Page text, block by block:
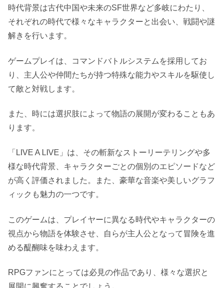
時代背景は古代中国や未来のSF世界など多岐にわたり、
それぞれの時代で様々なキャラクターと出会い、戦闘や謎
解きを行います。
ゲームプレイは、コマンドバトルシステムを採用してお
り、主人公や仲間たちが持つ特殊な能力やスキルを駆使し
て敵と対戦します。
また、時には選択肢によって物語の展開が変わることもあ
ります。
「LIVE A LIVE」は、その斬新なストーリーテリングや多
様な時代背景、キャラクターごとの個別のエピソードなど
が高く評価されました。また、豪華な音楽や美しいグラフ
ィックも魅力の一つです。
このゲームは、プレイヤーに異なる時代やキャラクターの
視点から物語を体験させ、自らが主人公となって冒険を進
める醍醐味を味わえます。
RPGファンにとっては必見の作品であり、様々な選択と